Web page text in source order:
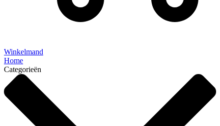
Winkelmand
Home
Categorieën